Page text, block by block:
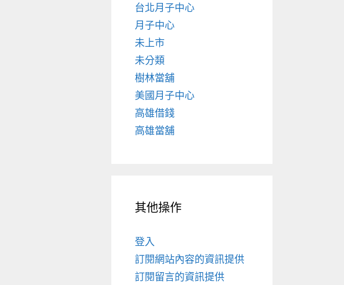
台北月子中心
月子中心
未上市
未分類
樹林當舖
美國月子中心
高雄借錢
高雄當舖
其他操作
登入
訂閱網站內容的資訊提供
訂閱留言的資訊提供